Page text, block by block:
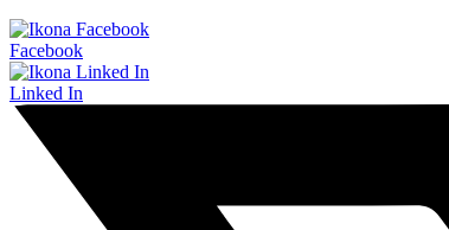
Facebook
Linked In